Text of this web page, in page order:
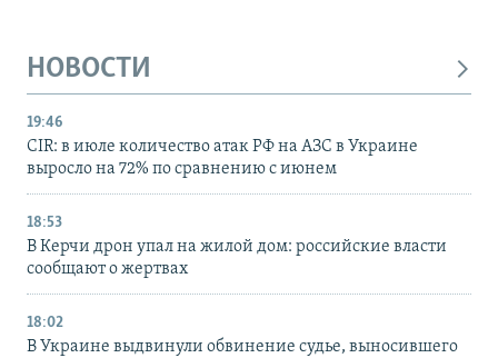
НОВОСТИ
19:46
CIR: в июле количество атак РФ на АЗС в Украине
выросло на 72% по сравнению с июнем
18:53
В Керчи дрон упал на жилой дом: российские власти
сообщают о жертвах
18:02
В Украине выдвинули обвинение судье, выносившего